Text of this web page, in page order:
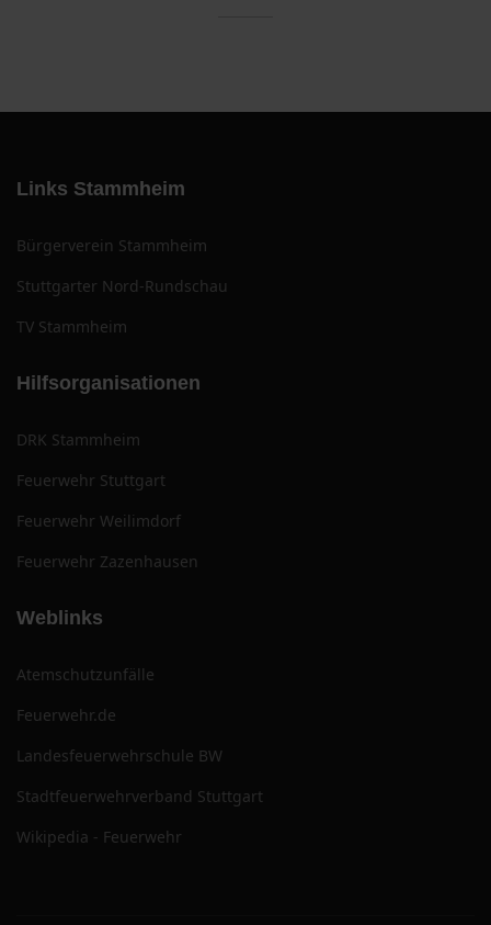
Links Stammheim
Bürgerverein Stammheim
Stuttgarter Nord-Rundschau
TV Stammheim
Hilfsorganisationen
DRK Stammheim
Feuerwehr Stuttgart
Feuerwehr Weilimdorf
Feuerwehr Zazenhausen
Weblinks
Atemschutzunfälle
Feuerwehr.de
Landesfeuerwehrschule BW
Stadtfeuerwehrverband Stuttgart
Wikipedia - Feuerwehr